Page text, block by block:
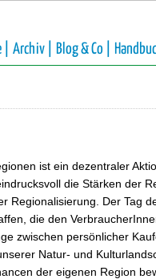
Archiv | Blog & Co |
ist ein dezentraler
die Stärken der
Regionalisierung. Der Tag
die den
zwischen persönlicher
Natur- und
der eigenen Region